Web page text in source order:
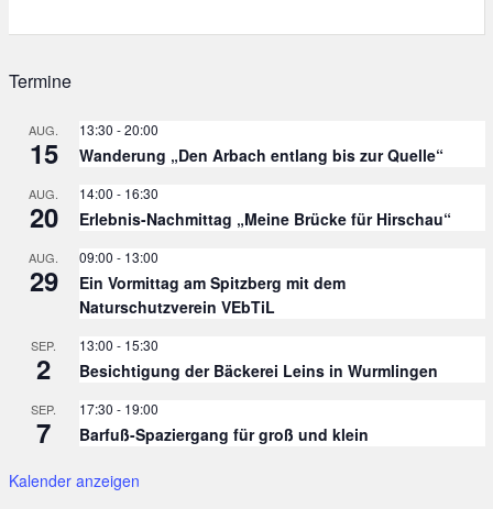
Termine
AUG.
15
13:30 -20:00
Wanderung „Den Arbach entlang bis zur Quelle“
AUG.
20
14:00 - 16:30
Erlebnis-Nachmittag „Meine Brücke für Hirschau“
AUG.
29
09:00 - 13:00
Ein Vormittag am Spitzberg mit dem
Naturschutzverein VEbTiL
SEP.
2
13:00 - 15:30
Besichtigung der Bäckerei Leins in Wurmlingen
SEP.
7
17:30 - 19:00
Barfuß-Spaziergang für groß und klein
Kalender anzeigen